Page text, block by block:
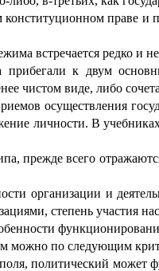
праве и
встречается редко и
к двум
чистом виде, либо
осуществления
личности. В
прежде всего
организации и
степень участия
можно по следующим
политический